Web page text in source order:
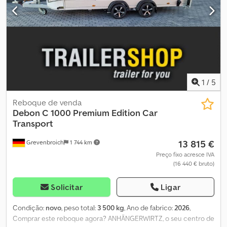
através da nossa loja online em trailer-shop.de Direitos de autor -
proteção de marca 09/26 BLPFC275HTLAERO10AF
1 / 5
Grevenbroich 1 744 km
Reboque de venda
Debon C 1000 Premium Edition Car
Transport
13 815 €
Preço fixo acresce IVA
(16 440 € bruto)
Solicitar Ligar
Condição: novo, peso total: 3 500 kg, Ano de fabrico:2026,
Comprar este reboque agora? ANHÄNGERWIRTZ, o seu centro de